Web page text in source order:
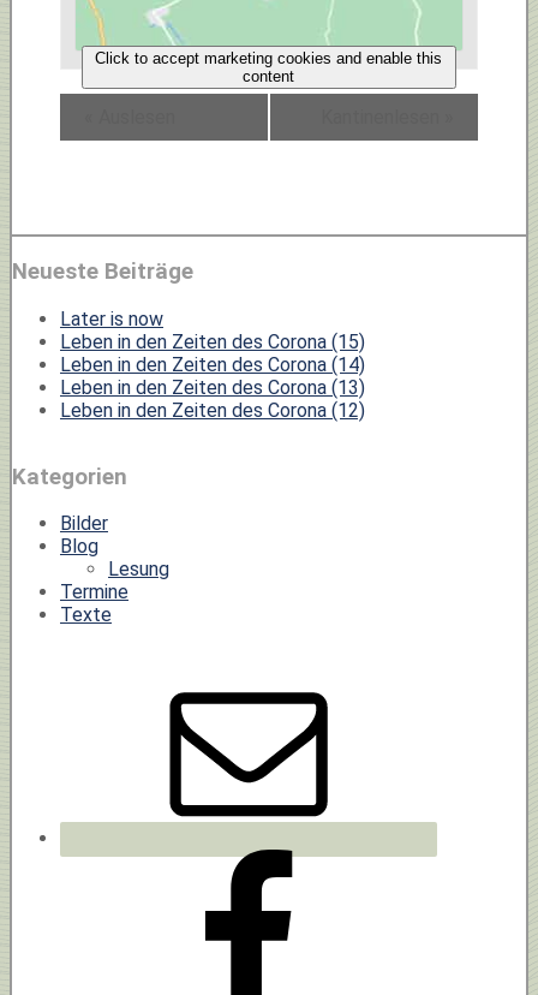
Click to accept marketing cookies and enable this
content
Neueste Beiträge
Later is now
Leben in den Zeiten des Corona (15)
Leben in den Zeiten des Corona (14)
Leben in den Zeiten des Corona (13)
Leben in den Zeiten des Corona (12)
Kategorien
Bilder
Blog
Lesung
Termine
Texte